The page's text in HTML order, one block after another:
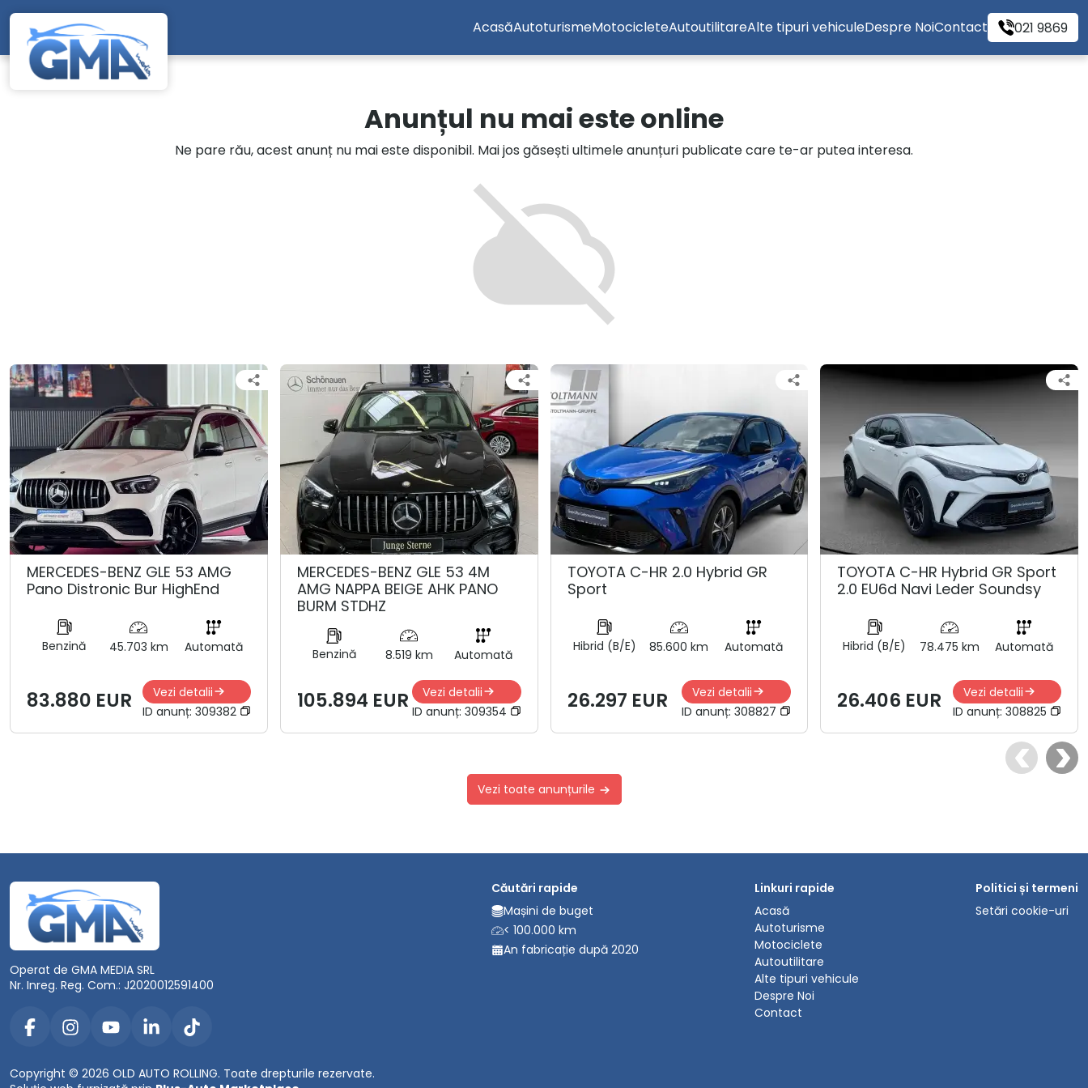
Mergi direct la conținutul principal
AcasăAutoturismeMotocicleteAutoutilitareAlte tipuri vehiculeDespre NoiContact 021 9869
Anunțul nu mai este online
Ne pare rău, acest anunț nu mai este disponibil. Mai jos găsești ultimele anunțuri publicate care te-ar putea interesa.
MERCEDES-BENZ GLE 53 AMG
Pano Distronic Bur HighEnd
Benzină 45.703 km Automată
83.880 EUR
Vezi detalii
ID anunț: 309382
MERCEDES-BENZ GLE 53 4M
AMG NAPPA BEIGE AHK PANO
BURM STDHZ
Benzină 8.519 km Automată
105.894 EUR
Vezi detalii
ID anunț: 309354
TOYOTA C-HR 2.0 Hybrid GR
Sport
Hibrid (B/E) 85.600 km Automată
26.297 EUR
Vezi detalii
ID anunț:308827
TOYOTA C-HR Hybrid GR Sport
2.0 EU6d Navi Leder Soundsy
Hibrid (B/E) 78.475 km Automată
26.406 EUR
Vezi detalii
ID anunț: 308825
Vezi toate anunțurile
Operat de GMA MEDIA SRL
Nr. Inreg. Reg. Com.: J2020012591400
Copyright © 2026 OLD AUTO ROLLING. Toate drepturile rezervate.
Căutări rapide
Mașini de buget
< 100.000 km
An fabricație după 2020
Linkuri rapide
Acasă
Autoturisme
Motociclete
Autoutilitare
Alte tipuri vehicule
Despre Noi
Contact
Politici și termeni
Setări cookie-uri